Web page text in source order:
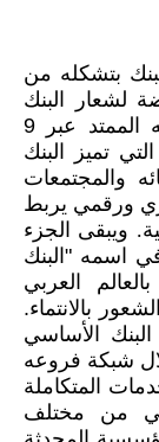
بتشكله من
لشعار
البنك
المميز بشكل يعبر عن فخر البنك بإرثه الممتد عبر 9
التيتميز
البنك
والمجتمعات
ورقمي يربط
. ويبقى الجزء
اسمه "البنك
العربي
بالانتماء.
الأساسي
شبكة فروعه
المتكاملة
من مختلف